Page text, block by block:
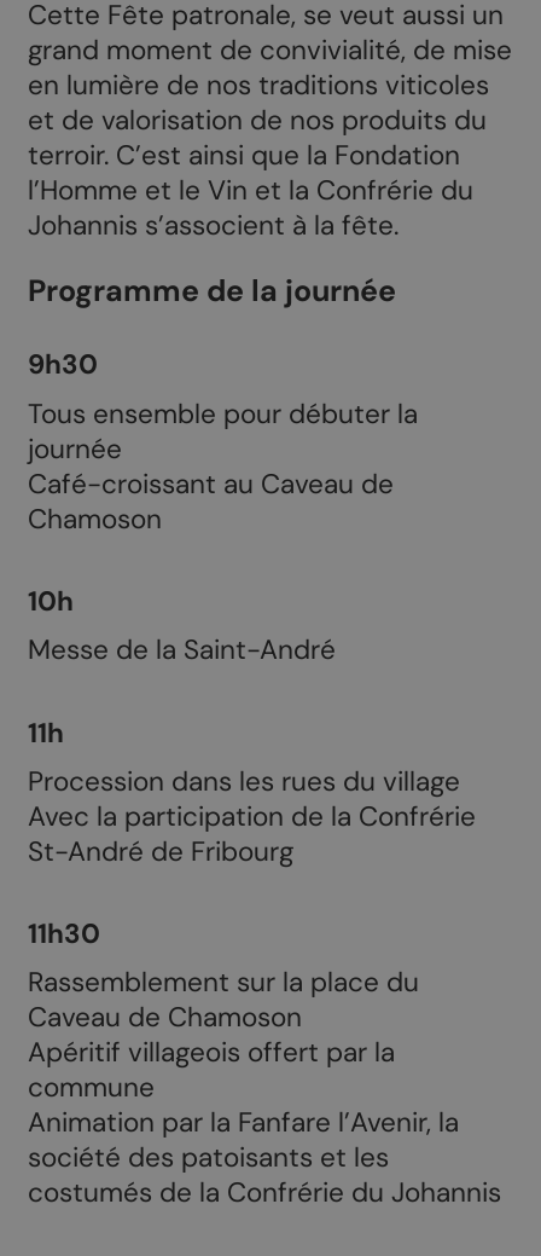
Cette Fête patronale, se veut aussi un
grand moment de convivialité, de mise
en lumière de nos traditions viticoles
et de valorisation de nos produits du
terroir. C’est ainsi que la Fondation
l’Homme et le Vin et la Confrérie du
Johannis s’associent à la fête.
Programme de la journée
9h30
Tous ensemble pour débuter la
journée
Café-croissant au Caveau de
Chamoson
10h
Messe de la Saint-André
11h
Procession dans les rues du village
Avec la participation de la Confrérie
St-André de Fribourg
11h30
Rassemblement sur la place du
Caveau de Chamoson
Apéritif villageois offert par la
commune
Animation par la Fanfare l’Avenir, la
société des patoisants et les
costumés de la Confrérie du Johannis